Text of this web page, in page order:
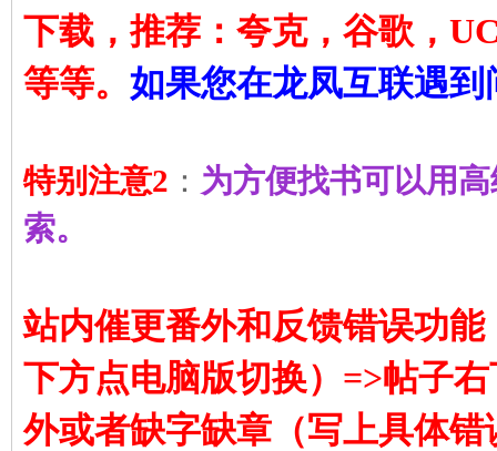
下载，推荐：夸克，谷歌，
等等。 如果您在龙凤互联遇到
特别注意2 ： 为方便找书可以用
索。
站内催更番外和反馈错误功
下方点电脑版切换）=>帖子
外或者缺字缺章（写上具体